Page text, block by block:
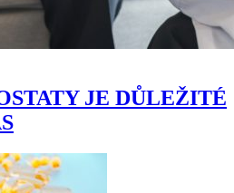
JE DŮLEŽITÉ